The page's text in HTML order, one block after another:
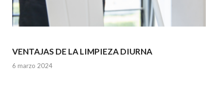
VENTAJAS DE LA LIMPIEZA DIURNA
6 marzo 2024